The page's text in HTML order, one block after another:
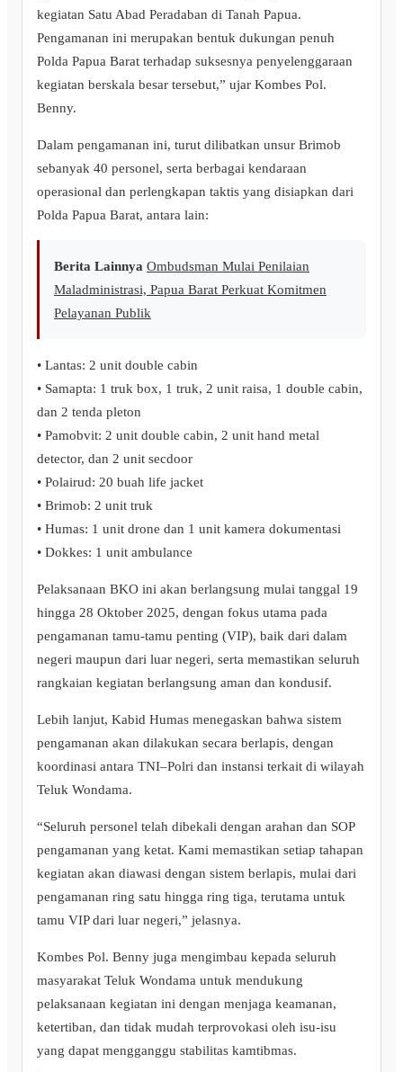
kegiatan Satu Abad Peradaban di Tanah Papua.
Pengamanan ini merupakan bentuk dukungan penuh
Polda Papua Barat terhadap suksesnya penyelenggaraan
kegiatan berskala besar tersebut,” ujar Kombes Pol.
Benny.
Dalam pengamanan ini, turut dilibatkan unsur Brimob
sebanyak 40 personel, serta berbagai kendaraan
operasional dan perlengkapan taktis yang disiapkan dari
Polda Papua Barat, antara lain:
Berita Lainnya Ombudsman Mulai Penilaian
Maladministrasi, Papua Barat Perkuat Komitmen
Pelayanan Publik
• Lantas: 2 unit double cabin
• Samapta: 1 truk box, 1 truk, 2 unit raisa, 1 double cabin,
dan 2 tenda pleton
• Pamobvit: 2 unit double cabin, 2 unit hand metal
detector, dan 2 unit secdoor
• Polairud: 20 buah life jacket
• Brimob: 2 unit truk
• Humas: 1 unit drone dan 1 unit kamera dokumentasi
• Dokkes: 1 unit ambulance
Pelaksanaan BKO ini akan berlangsung mulai tanggal 19
hingga 28 Oktober 2025, dengan fokus utama pada
pengamanan tamu-tamu penting (VIP), baik dari dalam
negeri maupun dari luar negeri, serta memastikan seluruh
rangkaian kegiatan berlangsung aman dan kondusif.
Lebih lanjut, Kabid Humas menegaskan bahwa sistem
pengamanan akan dilakukan secara berlapis, dengan
koordinasi antara TNI–Polri dan instansi terkait di wilayah
Teluk Wondama.
“Seluruh personel telah dibekali dengan arahan dan SOP
pengamanan yang ketat. Kami memastikan setiap tahapan
kegiatan akan diawasi dengan sistem berlapis, mulai dari
pengamanan ring satu hingga ring tiga, terutama untuk
tamu VIP dari luar negeri,” jelasnya.
Kombes Pol. Benny juga mengimbau kepada seluruh
masyarakat Teluk Wondama untuk mendukung
pelaksanaan kegiatan ini dengan menjaga keamanan,
ketertiban, dan tidak mudah terprovokasi oleh isu-isu
yang dapat mengganggu stabilitas kamtibmas.